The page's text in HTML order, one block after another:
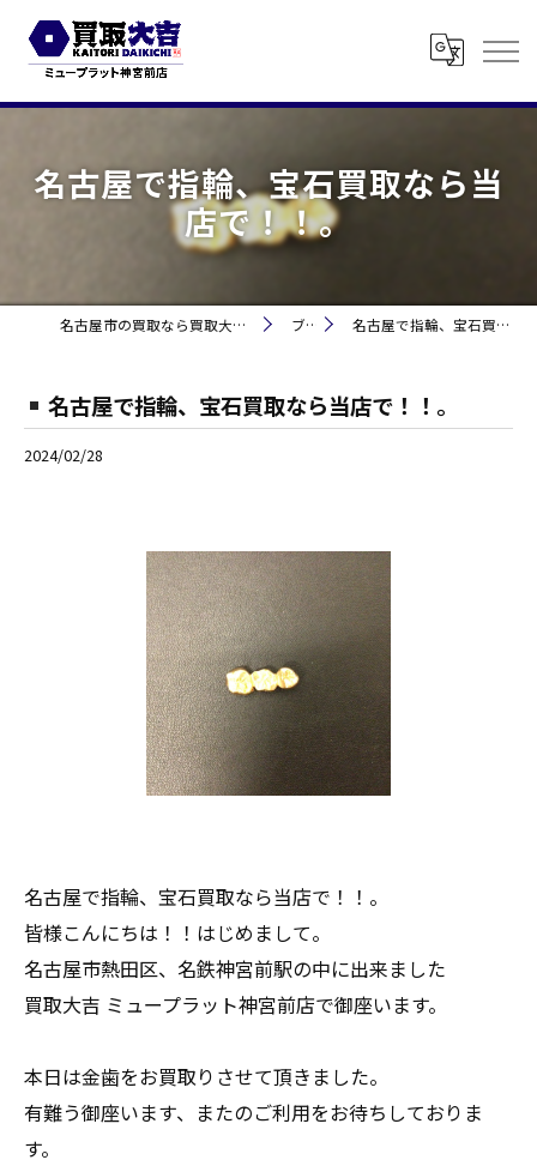
名古屋で指輪、宝石買取なら当
店で！！。
名古屋市の買取なら買取大吉 ミュープラット神宮前 ブログ 名古屋で指輪、宝石買取なら当店で！！。
名古屋で指輪、宝石買取なら当店で！！。
2024/02/28
名古屋で指輪、宝石買取なら当店で！！。
皆様こんにちは！！はじめまして。
名古屋市熱田区、名鉄神宮前駅の中に出来ました
買取大吉 ミュープラット神宮前店で御座います。
本日は金歯をお買取りさせて頂きました。
有難う御座います、またのご利用をお待ちしておりま
す。